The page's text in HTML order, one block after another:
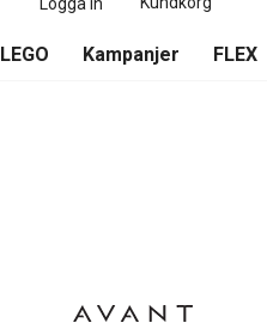
LEGO Kampanjer FLEX